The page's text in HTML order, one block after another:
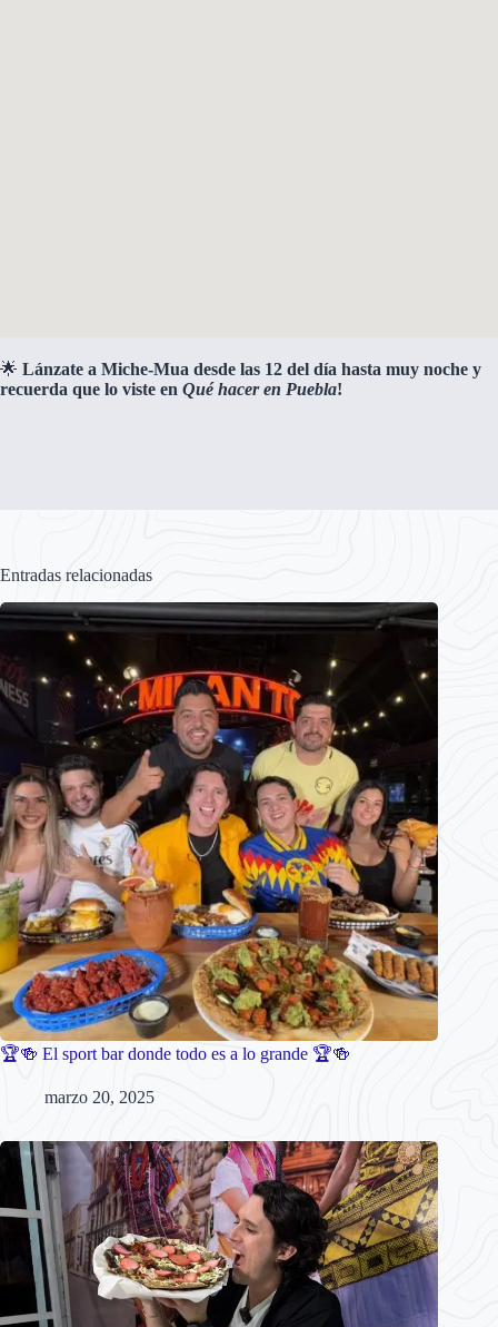
🌟 Lánzate a Miche-Mua desde las 12 del día hasta muy noche y
recuerda que lo viste en Qué hacer en Puebla!
Entradas relacionadas
🏆🍻 El sport bar donde todo es a lo grande 🏆🍻
marzo 20, 2025